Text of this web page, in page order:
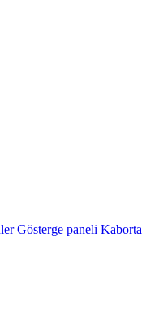
Gösterge paneli Kaborta